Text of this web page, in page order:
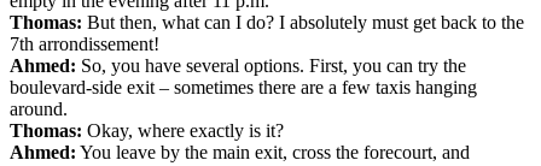
Thomas: But then, what can I do? I absolutely must get back to the
7th arrondissement!
Ahmed: So, you have several options. First, you can try the
boulevard-side exit – sometimes there are a few taxis hanging
around.
Thomas: Okay, where exactly is it?
Ahmed: You leave by the main exit, cross the forecourt, and